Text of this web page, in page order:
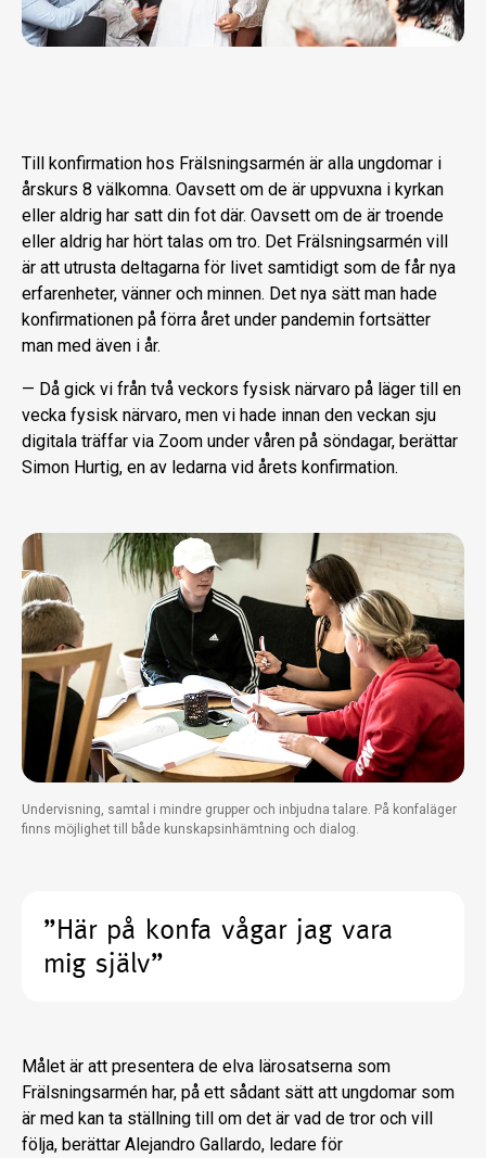
Till konfirmation hos Frälsningsarmén är alla ungdomar i
årskurs 8 välkomna. Oavsett om de är uppvuxna i kyrkan
eller aldrig har satt din fot där. Oavsett om de är troende
eller aldrig har hört talas om tro. Det Frälsningsarmén vill
är att utrusta deltagarna för livet samtidigt som de får nya
erfarenheter, vänner och minnen. Det nya sätt man hade
konfirmationen på förra året under pandemin fortsätter
man med även i år.
— Då gick vi från två veckors fysisk närvaro på läger till en
vecka fysisk närvaro, men vi hade innan den veckan sju
digitala träffar via Zoom under våren på söndagar, berättar
Simon Hurtig, en av ledarna vid årets konfirmation.
Undervisning, samtal i mindre grupper och inbjudna talare. På konfaläger
finns möjlighet till både kunskapsinhämtning och dialog.
”Här på konfa vågar jag vara
mig själv”
Målet är att presentera de elva lärosatserna som
Frälsningsarmén har, på ett sådant sätt att ungdomar som
är med kan ta ställning till om det är vad de tror och vill
följa, berättar Alejandro Gallardo, ledare för